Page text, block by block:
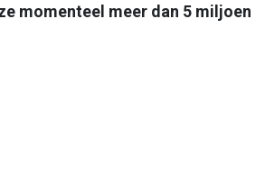
momenteel meer dan 5 miljoen